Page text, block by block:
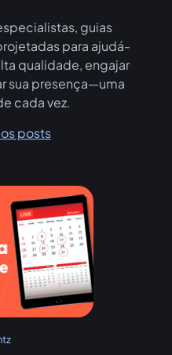
guias
para ajudá-
qualidade, engajar
sua presença—uma
cada vez.
posts